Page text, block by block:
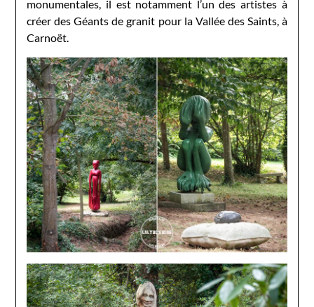
monumentales, il est notamment l’un des artistes à
créer des Géants de granit pour la Vallée des Saints, à
Carnoët.